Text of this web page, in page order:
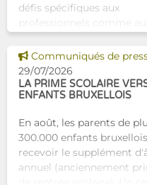
défis spécifiques aux
professionnels comme aux
Tam-Tam apporte une
concrète avec une
dest
Voir cette news
Communiqués de
29/07/2026
LA PRIME SCOLAIRE
ENFANTS BRUXELLOIS
En août, les parents de
300.000 enfants
recevoir le supplément
annuel (anciennement